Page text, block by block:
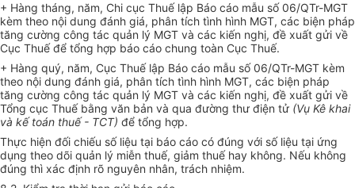
+ Hàng tháng, năm, Chi cục Thuế lập Báo cáo mẫu số 06/QTr-MGT
kèm theo nội dung đánh giá, phân tích tình hình MGT, các biện pháp
tăng cường công tác quản lý MGT và các kiến nghị, đề xuất gửi về
Cục Thuế để tổng hợp báo cáo chung toàn Cục Thuế.
+ Hàng quý, năm, Cục Thuế lập Báo cáo mẫu số 06/QTr-MGT kèm
theo nội dung đánh giá, phân tích tình hình MGT, các biện pháp
tăng cường công tác quản lý MGT và các kiến nghị, đề xuất gửi về
Tổng cục Thuế bằng văn bản và qua đường thư điện tử (Vụ Kê khai
và kế toán thuế - TCT) để tổng hợp.
Thực hiện đối chiếu số liệu tại báo cáo có đúng với số liệu tại ứng
dụng theo dõi quản lý miễn thuế, giảm thuế hay không. Nếu không
đúng thì xác định rõ nguyên nhân, trách nhiệm.